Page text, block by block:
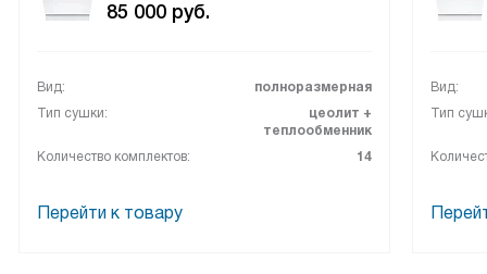
85 000 руб.
Вид:
полноразмерная
Тип сушки:
цеолит +
теплообменник
Количество комплектов:
14
Перейти к товару
Вид:
Тип